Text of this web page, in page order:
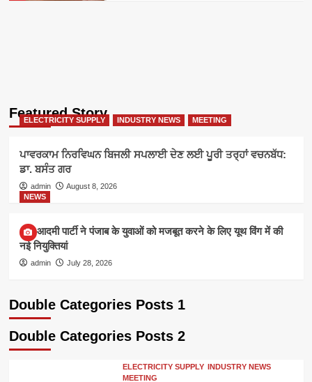
Featured Story
ELECTRICITY SUPPLY INDUSTRY NEWS MEETING
ਪਾਵਰਕਾਮ ਨਿਰਵਿਘਨ ਬਿਜਲੀ ਸਪਲਾਈ ਦੇਣ ਲਈ ਪੂਰੀ ਤਰ੍ਹਾਂ ਵਚਨਬੱਧ:
ਡਾ. ਬਸੰਤ ਗਰ
admin
August 8, 2026
NEWS
आम आदमी पार्टी ने पंजाब के युवाओं को मजबूत करने के लिए यूथ विंग में की
नई नियुक्तियां
admin July 28, 2026
Double Categories Posts 1
Double Categories Posts 2
ELECTRICITY SUPPLY INDUSTRY NEWS
MEETING